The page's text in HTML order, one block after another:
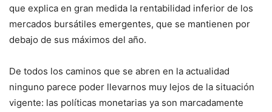
que explica en gran medida la rentabilidad inferior de los
mercados bursátiles emergentes, que se mantienen por
debajo de sus máximos del año.
De todos los caminos que se abren en la actualidad
ninguno parece poder llevarnos muy lejos de la situación
vigente: las políticas monetarias ya son marcadamente